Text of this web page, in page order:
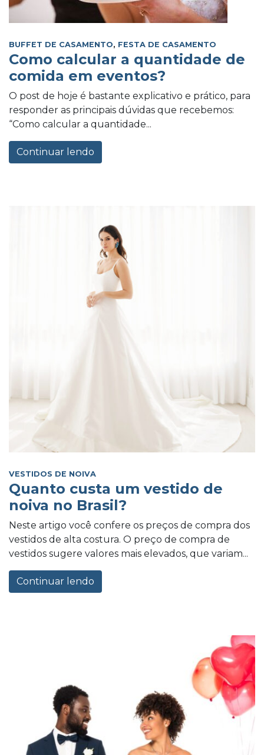
BUFFET DE CASAMENTO, FESTA DE CASAMENTO
Como calcular a quantidade de
comida em eventos?
O post de hoje é bastante explicativo e prático, para
responder as principais dúvidas que recebemos:
“Como calcular a quantidade...
Continuar lendo
VESTIDOS DE NOIVA
Quanto custa um vestido de
noiva no Brasil?
Neste artigo você confere os preços de compra dos
vestidos de alta costura. O preço de compra de
vestidos sugere valores mais elevados, que variam...
Continuar lendo